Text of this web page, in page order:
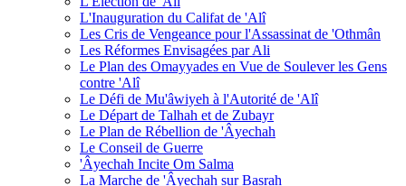
L'Inauguration du Califat de 'Alî
Les Cris de Vengeance pour l'Assassinat de 'Othmân
Les Réformes Envisagées par Ali
Le Plan des Omayyades en Vue de Soulever les Gens
contre 'Alî
Le Défi de Mu'âwiyeh à l'Autorité de 'Alî
Le Départ de Talhah et de Zubayr
Le Plan de Rébellion de 'Âyechah
Le Conseil de Guerre
'Âyechah Incite Om Salma
La Marche de 'Âyechah sur Basrah